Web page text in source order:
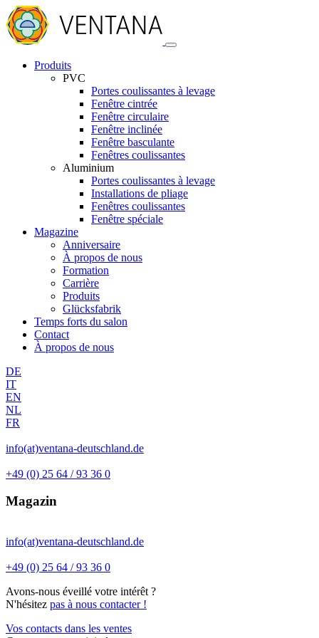
Produits
PVC
Portes coulissantes à levage
Fenêtre cintrée
Fenêtre circulaire
Fenêtre inclinée
Fenêtre basculante
Fenêtres coulissantes
Aluminium
Portes coulissantes à levage
Installations de pliage
Fenêtres coulissantes
Fenêtre spéciale
Magazine
Anniversaire
À propos de nous
Formation
Carrière
Produits
Glücksfabrik
Temps forts du salon
Contact
À propos de nous
DE
IT
EN
NL
FR
info(at)ventana-deutschland.de
+49 (0) 25 64 / 93 36 0
Magazin
info(at)ventana-deutschland.de
+49 (0) 25 64 / 93 36 0
Avons-nous éveillé votre intérêt ?
N'hésitez pas à nous contacter !
Vos contacts dans les ventes